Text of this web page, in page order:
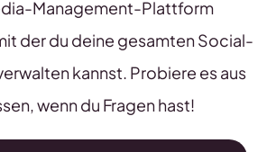
Management-Plattform
der du deine gesamten Social-
kannst. Probiere es aus
wenn du Fragen hast!